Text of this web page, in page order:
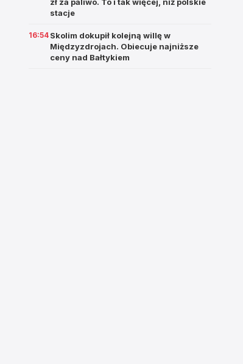
stacje
16:54 Skolim dokupił kolejną willę w
Międzyzdrojach. Obiecuje najniższe
ceny nad Bałtykiem